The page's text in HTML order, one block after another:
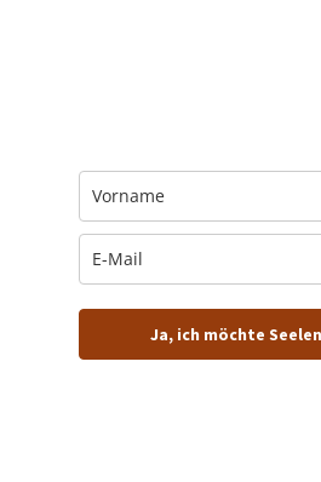
Ja, ich möchte